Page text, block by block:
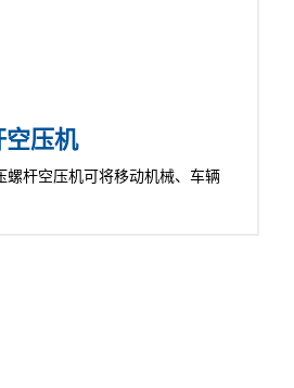
空压机
螺杆空压机可将移动机械、车辆